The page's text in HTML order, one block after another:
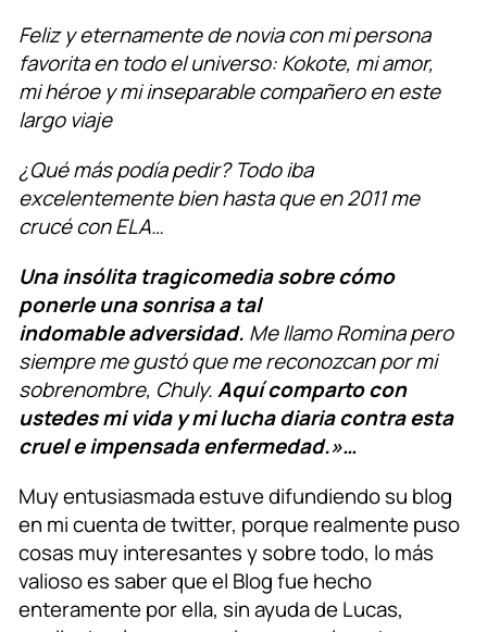
Feliz y eternamente de novia con mi persona
favorita en todo el universo: Kokote, mi amor,
mi héroe y mi inseparable compañero en este
largo viaje
¿Qué más podía pedir? Todo iba
excelentemente bien hasta que en 2011 me
crucé con ELA…
Una insólita tragicomedia sobre cómo
ponerle una sonrisa a tal
indomable adversidad. Me llamo Romina pero
siempre me gustó que me reconozcan por mi
sobrenombre, Chuly.Aquí comparto con
ustedes mi vida y mi lucha diaria contra esta
cruel e impensada enfermedad.»…
Muy entusiasmada estuve difundiendo su blog
en mi cuenta de twitter, porque realmente puso
cosas muy interesantes y sobre todo, lo más
valioso es saber que el Blog fue hecho
enteramente por ella, sin ayuda de Lucas,